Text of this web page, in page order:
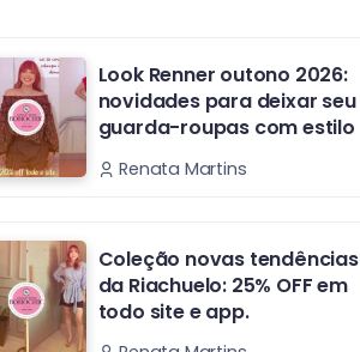
Look Renner outono 2026:
novidades para deixar seu
guarda-roupas com estilo
Renata Martins
Coleção novas tendências
da Riachuelo: 25% OFF em
todo site e app.